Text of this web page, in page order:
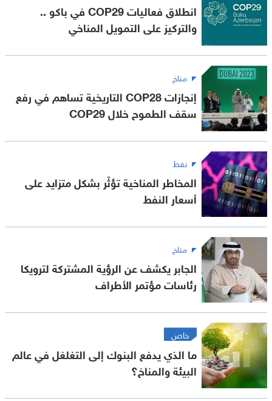
انطلاق فعاليات COP29 في باكو ..
والتركيز على التمويل المناخي
مناخ
إنجازات COP28 التاريخية تساهم في رفع
سقف الطموح خلال COP29
نفط
المخاطر المناخية تؤثّر بشكل متزايد على
أسعار النفط
مناخ
الجابر يكشف عن الرؤية المشتركة لترويكا
رئاسات مؤتمر الأطراف
خاص
ما الذي يدفع البنوك إلى التغلغل في عالم
البيئة والمناخ؟